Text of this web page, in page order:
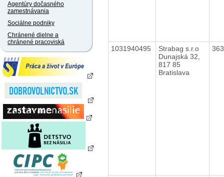
Agentúry dočasného
zamestnávania
Sociálne podniky
Chránené dielne a
chránené pracoviská
1031940495
Strabag s.r.o
Dunajská 32,
817 85
Bratislava